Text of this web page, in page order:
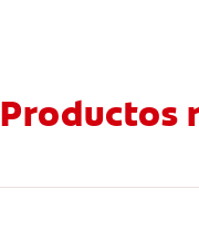
Productos